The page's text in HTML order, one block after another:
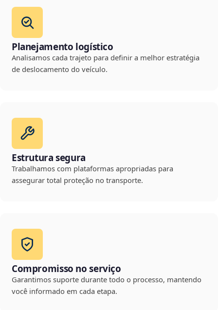
Planejamento logístico
Analisamos cada trajeto para definir a melhor estratégia
de deslocamento do veículo.
Estrutura segura
Trabalhamos com plataformas apropriadas para
assegurar total proteção no transporte.
Compromisso no serviço
Garantimos suporte durante todo o processo, mantendo
você informado em cada etapa.